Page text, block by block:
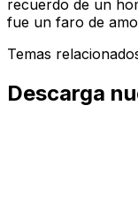
recuerdo de un
fue un faro de
Temas
Descarga